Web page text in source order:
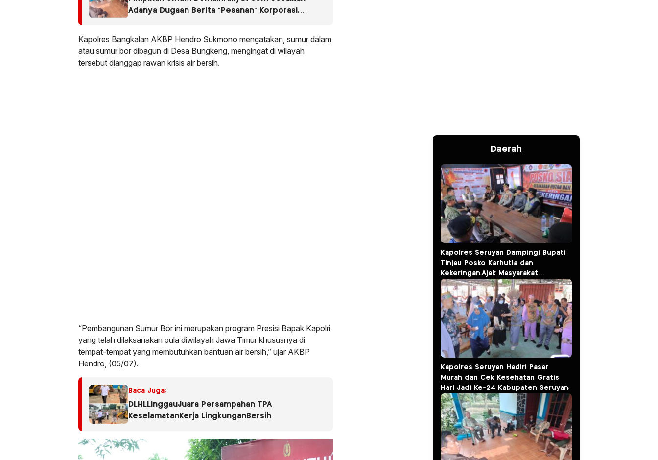
Adanya Dugaan Berita “Pesanan” Korporasi,
Kapolres Bangkalan AKBP Hendro Sukmono mengatakan, sumur dalam
atau sumur bor dibagun di Desa Bungkeng, mengingat di wilayah
tersebut dianggap rawan krisis air bersih.
“Pembangunan Sumur Bor ini merupakan program Presisi Bapak Kapolri
yang telah dilaksanakan pula diwilayah Jawa Timur khususnya di
tempat-tempat yang membutuhkan bantuan air bersih,” ujar AKBP
Hendro, (05/07).
Baca Juga:
DLHLLinggauJuara Persampahan TPA
KeselamatanKerja LingkunganBersih
Daerah
Kapolres Seruyan Dampingi Bupati
Tinjau Posko Karhutla dan
Kekeringan,Ajak Masyarakat
Tingkatkan Kewaspadaan.
Kapolres Seruyan Hadiri Pasar
Murah dan Cek Kesehatan Gratis
Hari Jadi Ke-24 Kabupaten Seruyan.